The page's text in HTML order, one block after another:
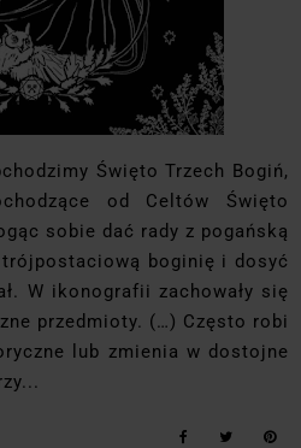
Święto Trzech Bogiń,
od Celtów Święto
sobie dać rady z pogańską
trójpostaciową boginię i dosyć
W ikonografii zachowały się
przedmioty. (…) Często robi
lub zmienia w dostojne